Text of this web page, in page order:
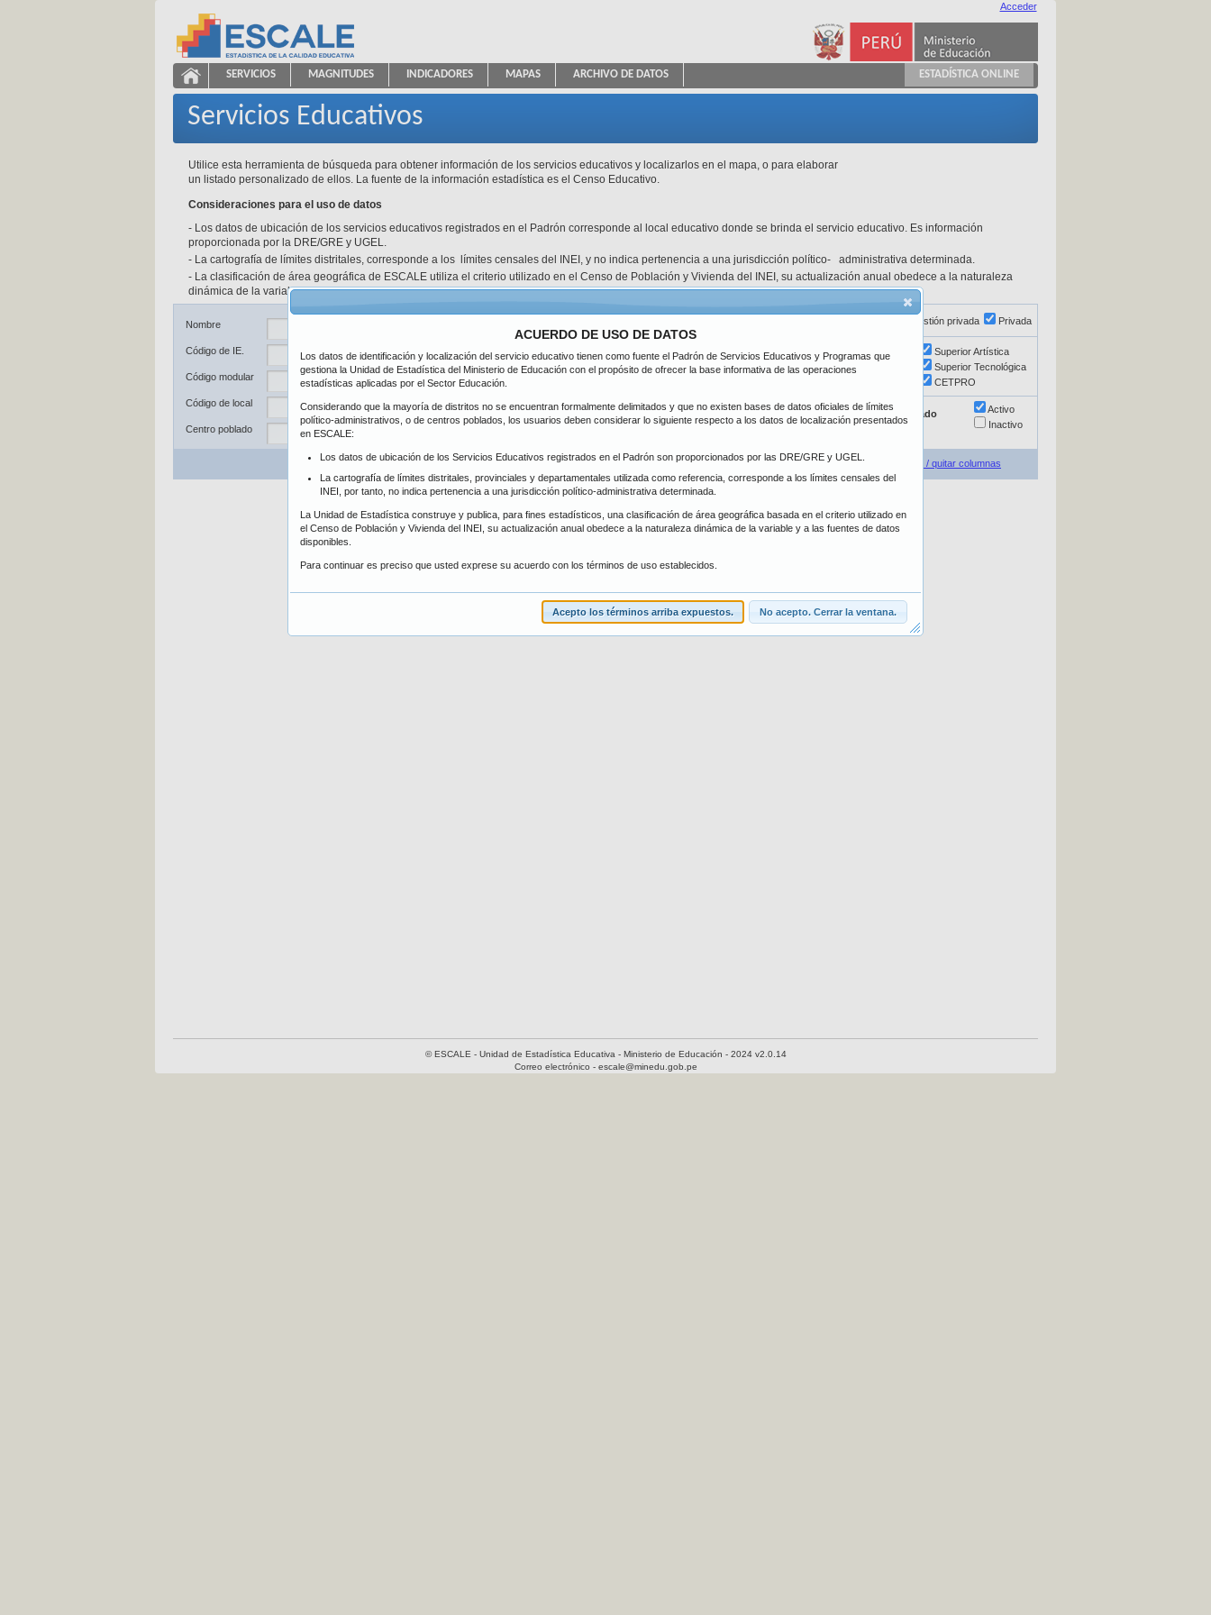
ESCALE - Unidad de Estadística Educativa
Servicios Educativos
Acceder
NAVEGACIÓN
SERVICIOS MAGNITUDES INDICADORES MAPAS ARCHIVO DE DATOS ESTADÍSTICA ONLINE
Servicios Educativos
Utilice esta herramienta de búsqueda para obtener información de los servicios educativos y localizarlos en el mapa, o para elaborar
un listado personalizado de ellos. La fuente de la información estadística es el Censo Educativo.
Consideraciones para el uso de datos
- Los datos de ubicación de los servicios educativos registrados en el Padrón corresponde al local educativo donde se brinda el servicio educativo. Es información
proporcionada por la DRE/GRE y UGEL.
- La cartografía de límites distritales, corresponde a los límites censales del INEI, y no indica pertenencia a una jurisdicción político- administrativa determinada.
- La clasificación de área geográfica de ESCALE utiliza el criterio utilizado en el Censo de Población y Vivienda del INEI, su actualización anual obedece a la naturaleza
dinámica de la variable y a las fuentes de datos disponibles.
Nombre
Código de IE.
Código modular
Código de local
Centro poblado
Departamento
Provincia
Distrito
Tipo de Gestión Pública de gestión privada Privada
Nivel
Inicial
Primaria
Básica Alternativa
Educación Especial
Superior Artística
Superior Tecnológica
CETPRO
Forma de Atención
Escolarizada
No escolarizada
Estado
Activo
Inactivo
Buscar Agregar / quitar columnas
© ESCALE - Unidad de Estadística Educativa - Ministerio de Educación - 2024 v2.0.14
Correo electrónico - escale@minedu.gob.pe
ACUERDO DE USO DE DATOS
Los datos de identificación y localización del servicio educativo tienen como fuente el Padrón de Servicios Educativos y Programas que
gestiona la Unidad de Estadística del Ministerio de Educación con el propósito de ofrecer la base informativa de las operaciones
estadísticas aplicadas por el Sector Educación.
Considerando que la mayoría de distritos no se encuentran formalmente delimitados y que no existen bases de datos oficiales de límites
político-administrativos, o de centros poblados, los usuarios deben considerar lo siguiente respecto a los datos de localización presentados
en ESCALE:
Los datos de ubicación de los Servicios Educativos registrados en el Padrón son proporcionados por las DRE/GRE y UGEL.
La cartografía de límites distritales, provinciales y departamentales utilizada como referencia, corresponde a los límites censales del
INEI, por tanto, no indica pertenencia a una jurisdicción político-administrativa determinada.
La Unidad de Estadística construye y publica, para fines estadísticos, una clasificación de área geográfica basada en el criterio utilizado en
el Censo de Población y Vivienda del INEI, su actualización anual obedece a la naturaleza dinámica de la variable y a las fuentes de datos
disponibles.
Para continuar es preciso que usted exprese su acuerdo con los términos de uso establecidos.
Acepto los términos arriba expuestos. No acepto. Cerrar la ventana.